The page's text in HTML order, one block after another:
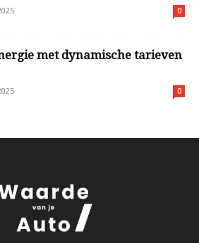
0
met dynamische tarieven
0